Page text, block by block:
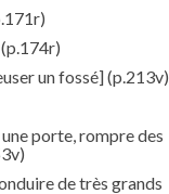
(p.174r)
un fossé](p.213v)
porte, rompre des
de très grands